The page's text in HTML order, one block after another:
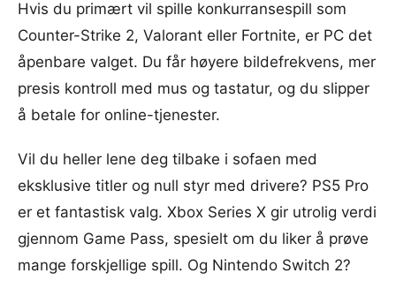
Hvis du primært vil spille konkurransespill som
Counter-Strike 2, Valorant eller Fortnite, er PC det
åpenbare valget. Du får høyere bildefrekvens, mer
presis kontroll med mus og tastatur, og du slipper
å betale for online-tjenester.
Vil du heller lene deg tilbake i sofaen med
eksklusive titler og null styr med drivere? PS5 Pro
er et fantastisk valg. Xbox Series X gir utrolig verdi
gjennom Game Pass, spesielt om du liker å prøve
mange forskjellige spill. Og Nintendo Switch 2?